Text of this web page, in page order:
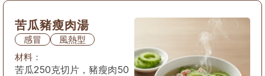
苦瓜豬瘦肉湯
感冒
風熱型
材料：
苦瓜250克切片，豬瘦肉50